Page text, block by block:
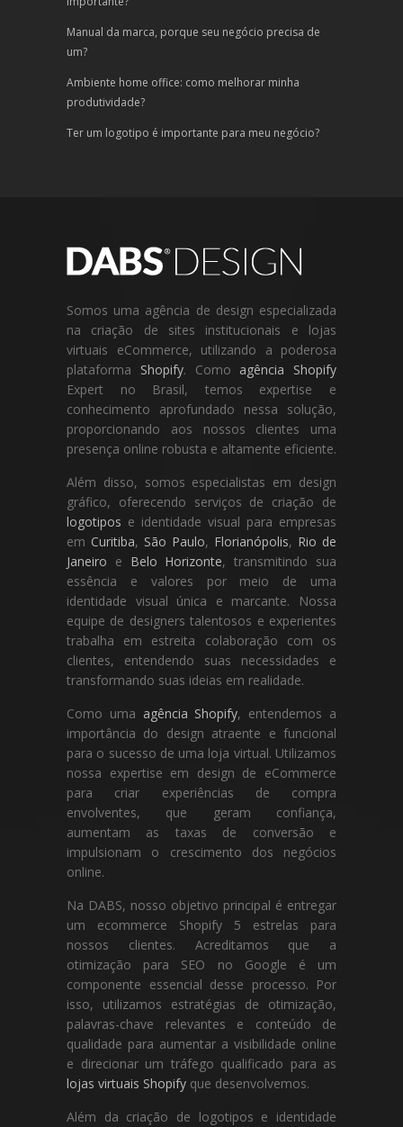
Manual da marca, porque seu negócio precisa de
um?
Ambiente home office: como melhorar minha
produtividade?
Ter um logotipo é importante para meu negócio?
Somos uma agência de design especializada
na criação de sites institucionais e lojas
virtuais eCommerce, utilizando a poderosa
plataforma Shopify. Como agência Shopify
Expert no Brasil, temos expertise e
conhecimento aprofundado nessa solução,
proporcionando aos nossos clientes uma
presença online robusta e altamente eficiente.
Além disso, somos especialistas em design
gráfico, oferecendo serviços de criação de
logotipos e identidade visual para empresas
em Curitiba, São Paulo, Florianópolis, Rio de
Janeiro e Belo Horizonte, transmitindo sua
essência e valores por meio de uma
identidade visual única e marcante. Nossa
equipe de designers talentosos e experientes
trabalha em estreita colaboração com os
clientes, entendendo suas necessidades e
transformando suas ideias em realidade.
Como uma agência Shopify, entendemos a
importância do design atraente e funcional
para o sucesso de uma loja virtual. Utilizamos
nossa expertise em design de eCommerce
para criar experiências de compra
envolventes, que geram confiança,
aumentam as taxas de conversão e
impulsionam o crescimento dos negócios
online.
Na DABS, nosso objetivo principal é entregar
um ecommerce Shopify 5 estrelas para
nossos clientes. Acreditamos que a
otimização para SEO no Google é um
componente essencial desse processo. Por
isso, utilizamos estratégias de otimização,
palavras-chave relevantes e conteúdo de
qualidade para aumentar a visibilidade online
e direcionar um tráfego qualificado para as
lojas virtuais Shopify que desenvolvemos.
Além da criação de logotipos e identidade